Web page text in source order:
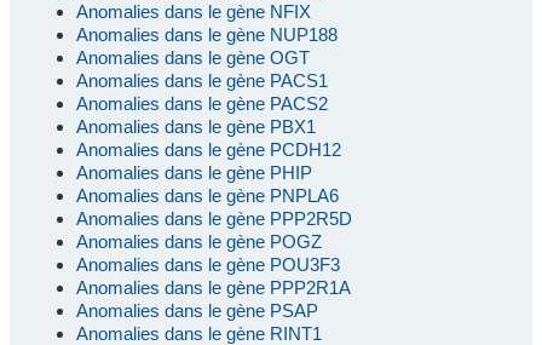
Anomalies dans le gène NFIX
Anomalies dans le gène NUP188
Anomalies dans le gène OGT
Anomalies dans le gène PACS1
Anomalies dans le gène PACS2
Anomalies dans le gène PBX1
Anomalies dans le gène PCDH12
Anomalies dans le gène PHIP
Anomalies dans le gène PNPLA6
Anomalies dans le gène PPP2R5D
Anomalies dans le gène POGZ
Anomalies dans le gène POU3F3
Anomalies dans le gène PPP2R1A
Anomalies dans le gène PSAP
Anomalies dans le gène RINT1